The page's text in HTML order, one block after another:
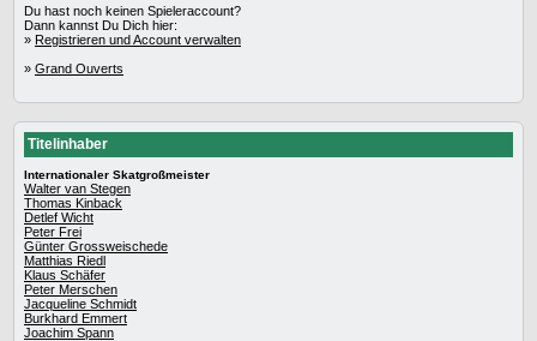
Du hast noch keinen Spieleraccount?
Dann kannst Du Dich hier:
» Registrieren und Account verwalten
» Grand Ouverts
Titelinhaber
Internationaler Skatgroßmeister
Walter van Stegen
Thomas Kinback
Detlef Wicht
Peter Frei
Günter Grossweischede
Matthias Riedl
Klaus Schäfer
Peter Merschen
Jacqueline Schmidt
Burkhard Emmert
Joachim Spann